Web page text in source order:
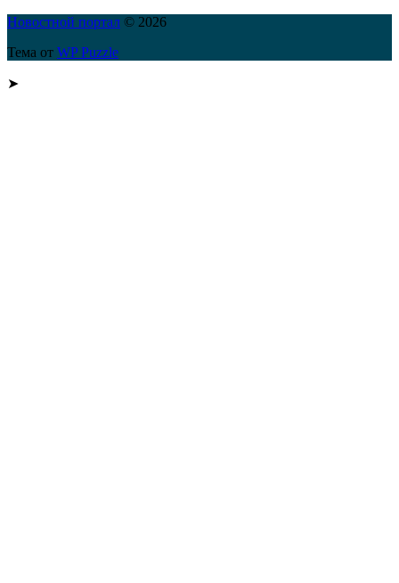
Новостной портал © 2026
Тема от WP Puzzle
➤